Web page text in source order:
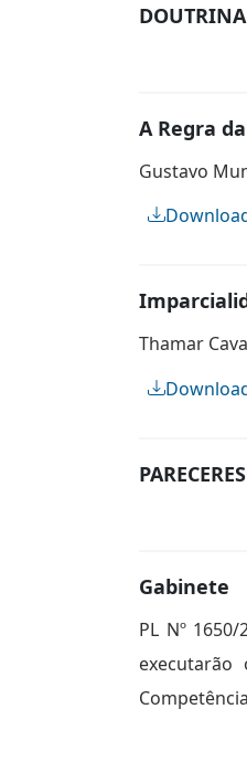
A Regra
Gustavo
Thamar
PARECERES
Gabinete
PL Nº